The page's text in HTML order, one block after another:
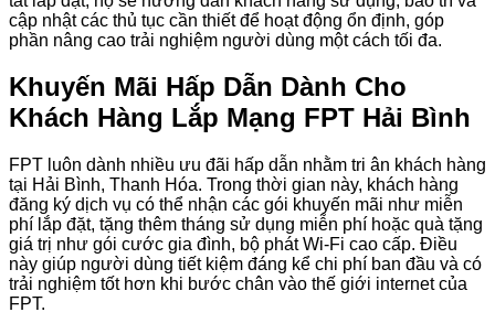
cập nhật các thủ tục cần thiết để hoạt động ổn định, góp
phần nâng cao trải nghiệm người dùng một cách tối đa.
Khuyến Mãi Hấp Dẫn Dành Cho
Khách Hàng Lắp Mạng FPT Hải Bình
FPT luôn dành nhiều ưu đãi hấp dẫn nhằm tri ân khách hàng
tại Hải Bình, Thanh Hóa. Trong thời gian này, khách hàng
đăng ký dịch vụ có thể nhận các gói khuyến mãi như miễn
phí lắp đặt, tặng thêm tháng sử dụng miễn phí hoặc quà tặng
giá trị như gói cước gia đình, bộ phát Wi-Fi cao cấp. Điều
này giúp người dùng tiết kiệm đáng kể chi phí ban đầu và có
trải nghiệm tốt hơn khi bước chân vào thế giới internet của
FPT.